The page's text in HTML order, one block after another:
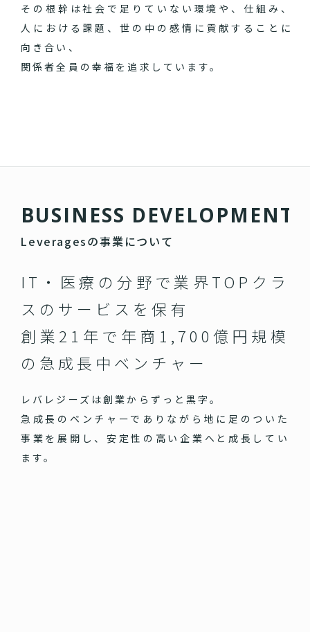
その根幹は社会で足りていない環境や、仕組み、
人における課題、世の中の感情に貢献することに
向き合い、
関係者全員の幸福を追求しています。
BUSIN ESS DEVELOPM ENT
Leveragesの事業について
IT・医療の分野で業界TOPクラ
スのサービスを保有
創業21年で年商1,700億円規模
の急成長中ベンチャー
レバレジーズは創業からずっと黒字。
急成長のベンチャーでありながら地に足のついた
事業を展開し、安定性の高い企業へと成長してい
ます。